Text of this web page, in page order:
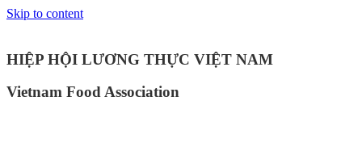
Skip to content
HIỆP HỘI LƯƠNG THỰC VIỆT NAM
Vietnam Food Association